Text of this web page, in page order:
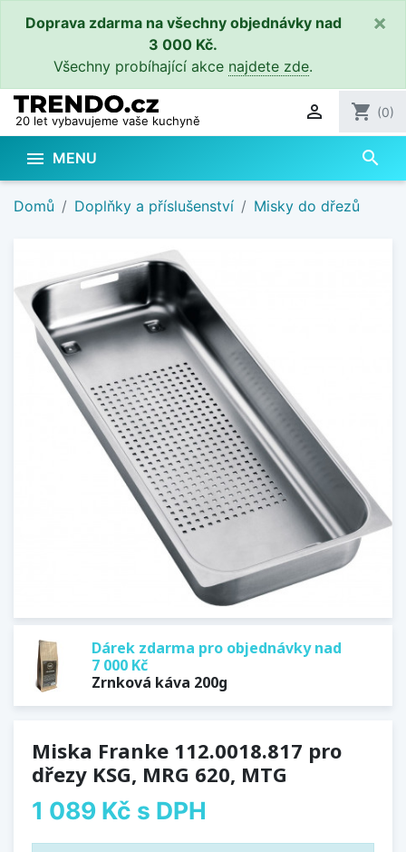
Doprava zdarma na všechny objednávky nad
3 000 Kč.
Všechny probíhající akce najdete zde.
×
20 let vybavujeme vaše kuchyně  shopping_cart (0)
 MENU search
Domů Doplňky a příslušenství Misky do dřezů
Dárek zdarma pro objednávky nad
7 000 Kč
Zrnková káva 200g
Miska Franke 112.0018.817 pro
dřezy KSG, MRG 620, MTG
1 089 Kč s DPH